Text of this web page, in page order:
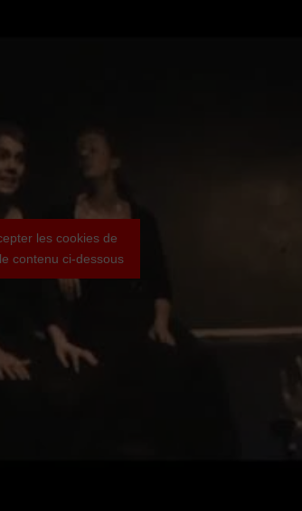
les cookies de
contenu ci-dessous